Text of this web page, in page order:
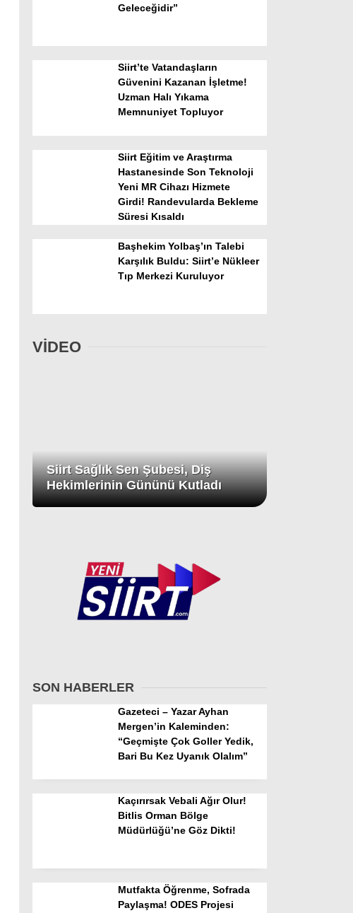
Instagram
Geleceğidir”
Siirt’te Vatandaşların
Güvenini Kazanan İşletme!
Uzman Halı Yıkama
Memnuniyet Topluyor
Siirt Eğitim ve Araştırma
Hastanesinde Son Teknoloji
Yeni MR Cihazı Hizmete
Girdi! Randevularda Bekleme
Süresi Kısaldı
Başhekim Yolbaş’ın Talebi
Karşılık Buldu: Siirt’e Nükleer
Tıp Merkezi Kuruluyor
VİDEO
Siirt Sağlık Sen Şubesi, Diş
Hekimlerinin Gününü Kutladı
SON HABERLER
Gazeteci – Yazar Ayhan
Mergen’in Kaleminden:
“Geçmişte Çok Goller Yedik,
Bari Bu Kez Uyanık Olalım”
Kaçırırsak Vebali Ağır Olur!
Bitlis Orman Bölge
Müdürlüğü’ne Göz Dikti!
Mutfakta Öğrenme, Sofrada
Paylaşma! ODES Projesi